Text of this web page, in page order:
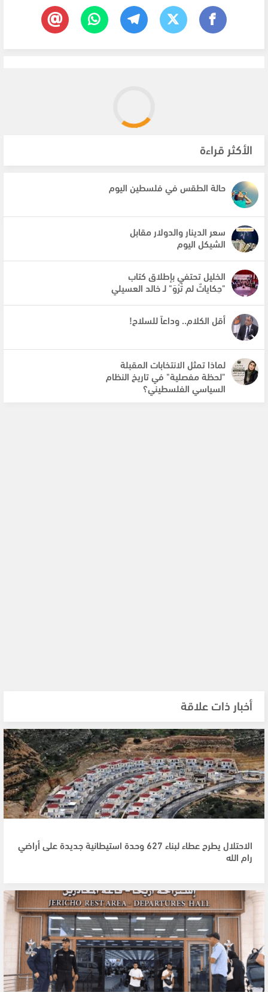
الأكثر قراءة
حالة الطقس في فلسطين اليوم
سعر الدينار والدولار مقابل
الشيكل اليوم
الخليل تحتفي بإطلاق كتاب
"حِكاياتٌ لم تُرْوَ" لـ خالد العسيلي
أقل الكلام.. وداعاً للسلاح!
لماذا تمثل الانتخابات المقبلة
"لحظة مفصلية" في تاريخ النظام
السياسي الفلسطيني؟
أخبار ذات علاقة
الاحتلال يطرح عطاء لبناء 627 وحدة استيطانية جديدة على أراضي
رام الله